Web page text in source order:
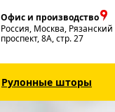
Офис и производство
Россия, Москва, Рязанский
проспект, 8А, стр. 27
Рулонные шторы